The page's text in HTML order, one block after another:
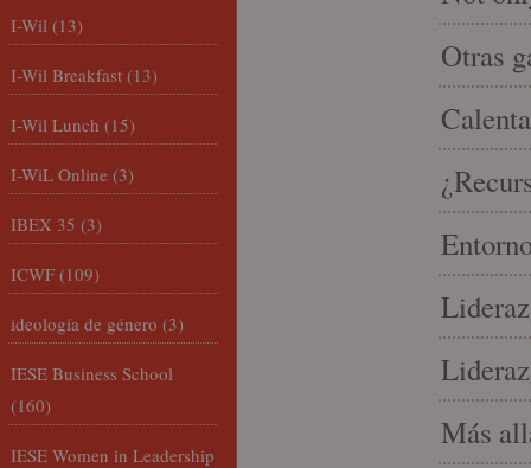
Otras
Más
I-Wil (13)
I-Wil Breakfast (13)
I-Wil Lunch (15)
I-WiL Online (3)
IBEX 35 (3)
ICWF (109)
ideología de género (3)
IESE Business School
(160)
IESE Women in Leadership